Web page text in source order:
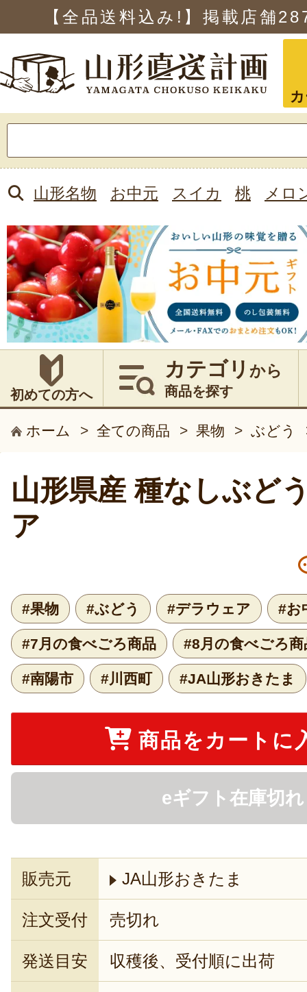
【全品送料込み!】掲載店舗
索:
山形名物 お中元 スイカ 桃 メロ
初めての方へ
カテゴリ から
商品を探す
ホーム > 全ての商品 > 果物 > ぶどう
山形県産 種なしぶど
ア
#果物 #ぶどう #デラウェア #お
#7月の食べごろ商品 #8月の食べごろ商
#南陽市 #川西町 #JA山形おきたま
商品をカートに
eギフト在庫切れ
販売元 JA山形おきたま
注文受付 売切れ
発送目安 収穫後、受付順に出荷